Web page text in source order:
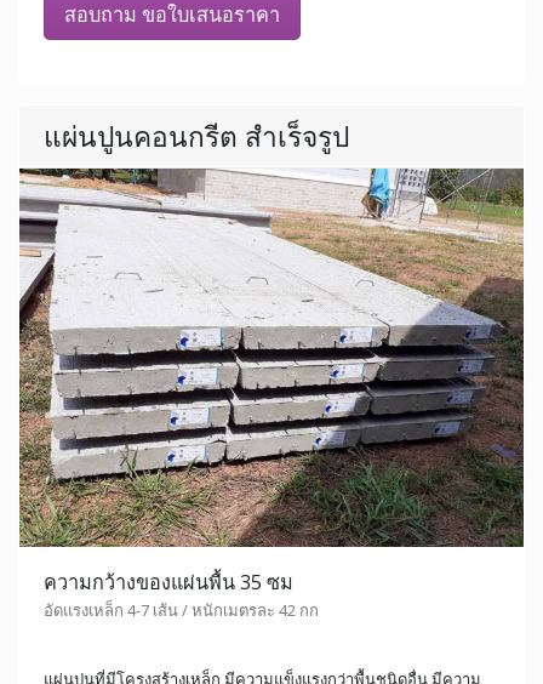
สอบถาม ขอใบเสนอราคา
แผ่นปูนคอนกรีต สำเร็จรูป
ความกว้างของแผ่นพื้น 35 ซม
อัดแรงเหล็ก 4-7 เส้น / หนักเมตรละ 42 กก
แผ่นปูนที่มีโครงสร้างเหล็ก มีความแข็งแรงกว่าพื้นชนิดอื่น มีความ